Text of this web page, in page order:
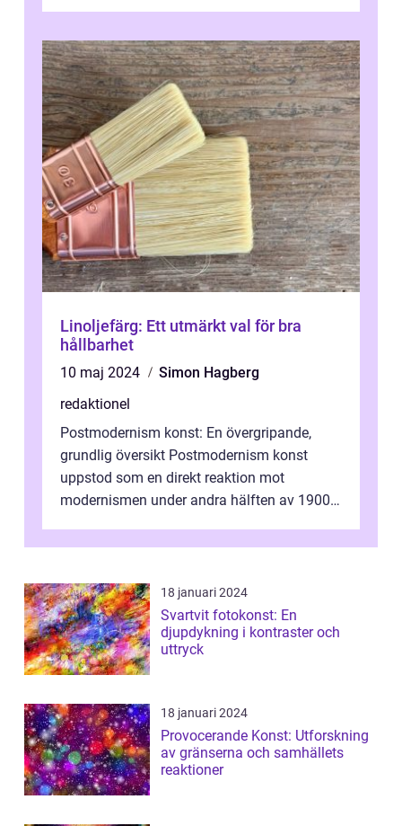
Linoljefärg: Ett utmärkt val för bra
hållbarhet
10 maj 2024
Simon Hagberg
redaktionel
Postmodernism konst: En övergripande,
grundlig översikt Postmodernism konst
uppstod som en direkt reaktion mot
modernismen under andra hälften av 1900-
...
18 januari 2024
Svartvit fotokonst: En
djupdykning i kontraster och
uttryck
18 januari 2024
Provocerande Konst: Utforskning
av gränserna och samhällets
reaktioner